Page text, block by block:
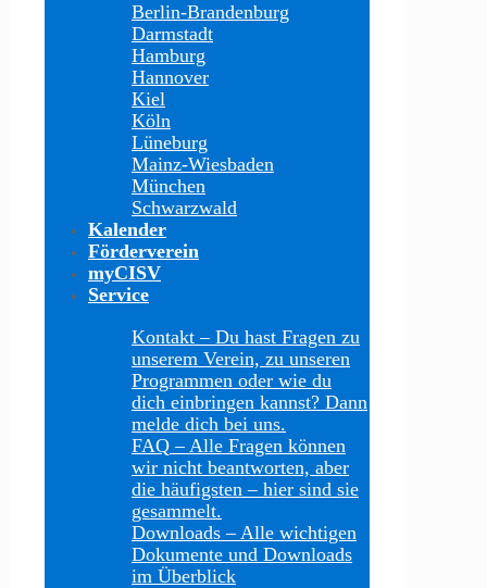
Berlin-Brandenburg
Darmstadt
Hamburg
Hannover
Kiel
Köln
Lüneburg
Mainz-Wiesbaden
München
Schwarzwald
Kalender
Förderverein
myCISV
Service
Kontakt – Du hast Fragen zu
unserem Verein, zu unseren
Programmen oder wie du
dich einbringen kannst? Dann
melde dich bei uns.
FAQ –Alle Fragen können
wir nicht beantworten, aber
die häufigsten – hier sind sie
gesammelt.
Downloads –Alle wichtigen
Dokumente und Downloads
im Überblick